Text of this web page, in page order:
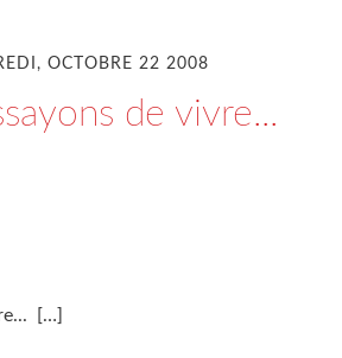
OCTOBRE 22 2008
de vivre...
[…]